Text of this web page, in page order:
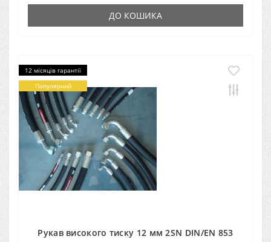
ДО КОШИКА
12 місяців гарантії
Популярний
Рукав високого тиску 12 мм 2SN DIN/EN 853